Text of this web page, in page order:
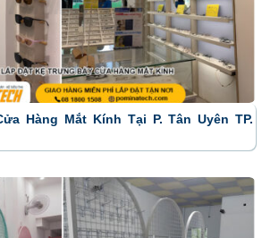
Hàng Mắt Kính Tại P. Tân Uyên TP.